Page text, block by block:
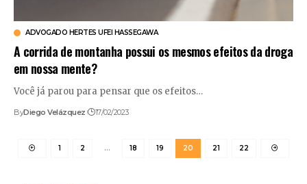
ADVOGADO HERTES UFEI HASSEGAWA
A corrida de montanha possui os mesmos efeitos da droga
em nossa mente?
Você já parou para pensar que os efeitos…
ByDiego Velázquez 17/02/2023
1 2 … 18 19 20 21 22